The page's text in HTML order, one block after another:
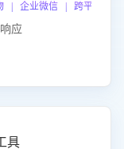
企业微信 | 跨平台
应
具